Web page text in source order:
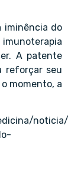
iminência do
A patente
reforçar seu
momento, a